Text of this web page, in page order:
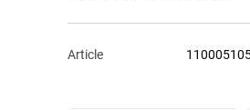
Article